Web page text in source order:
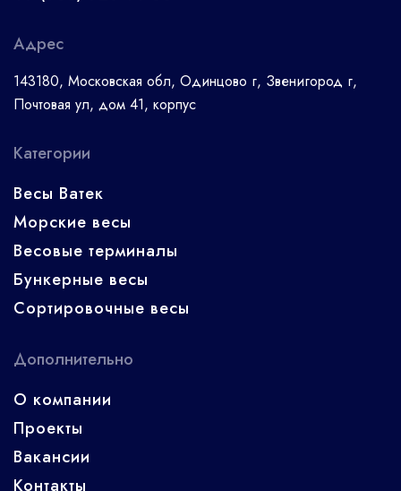
Адрес
143180, Московская обл, Одинцово г, Звенигород г,
Почтовая ул, дом 41, корпус
Категории
Весы Ватек
Морские весы
Весовые терминалы
Бункерные весы
Сортировочные весы
Дополнительно
О компании
Проекты
Вакансии
Контакты